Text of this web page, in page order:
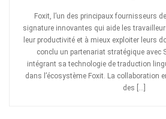
Foxit, l’un des principaux fournisseurs
signature innovantes qui aide les
leur productivité et à mieux exploiter leurs
conclu un partenariat stratégique avec
intégrant sa technologie de traduction
dans l’écosystème Foxit. La collaboration
des […]